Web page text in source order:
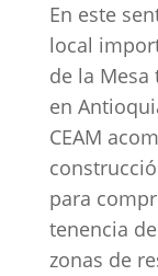
En este
local
de la Mesa
en
CEAM
para
tenencia
zonas de